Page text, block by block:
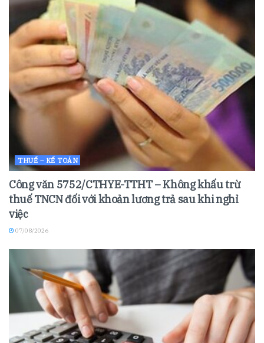
THUẾ – KẾ TOÁN
Công văn 5752/CTHYE-TTHT – Không khấu trừ
thuế TNCN đối với khoản lương trả sau khi nghỉ
việc
07/08/2026